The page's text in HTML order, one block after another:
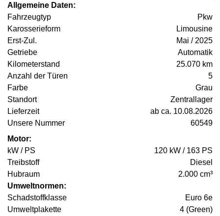
Allgemeine Daten:
Fahrzeugtyp
Pkw
Karosserieform
Limousine
Erst-Zul.
Mai / 2025
Getriebe
Automatik
Kilometerstand
25.070 km
Anzahl der Türen
5
Farbe
Grau
Standort
Zentrallager
Lieferzeit
ab ca. 10.08.2026
Unsere Nummer
60549
Motor:
kW / PS
120 kW / 163 PS
Treibstoff
Diesel
Hubraum
2.000 cm³
Umweltnormen:
Schadstoffklasse
Euro 6e
Umweltplakette
4 (Green)